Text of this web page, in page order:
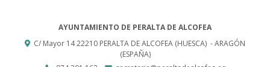
AYUNTAMIENTO DE PERALTA DE ALCOFEA
C/ Mayor 1422210 PERALTA DE ALCOFEA (HUESCA) - ARAGÓN
(ESPAÑA)